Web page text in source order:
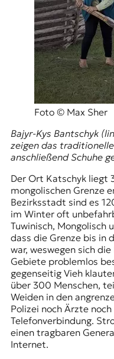
Foto © Max Sher
Bajyr-Kys Bantschyk
zeigen das
anschließend Schuhe
Der Ort Katschyk liegt
mongolischen Grenze
Bezirksstadt sind es
im Winter oft
Tuwinisch, Mongolisch
dass die Grenze bis in
war, weswegen sich
Gebiete problemlos
gegenseitig Vieh
über 300 Menschen,
Weiden in den
Polizei noch Ärzte
Telefonverbindung.
einen tragbaren
Internet.